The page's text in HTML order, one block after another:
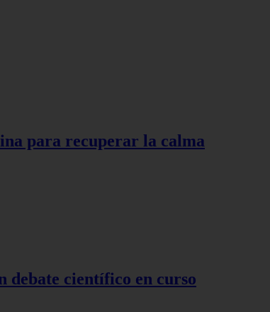
para recuperar la calma
debate científico en curso